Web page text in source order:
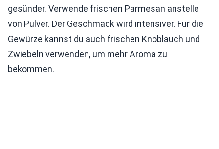
gesünder. Verwende frischen Parmesan anstelle
von Pulver. Der Geschmack wird intensiver. Für die
Gewürze kannst du auch frischen Knoblauch und
Zwiebeln verwenden, um mehr Aroma zu
bekommen.